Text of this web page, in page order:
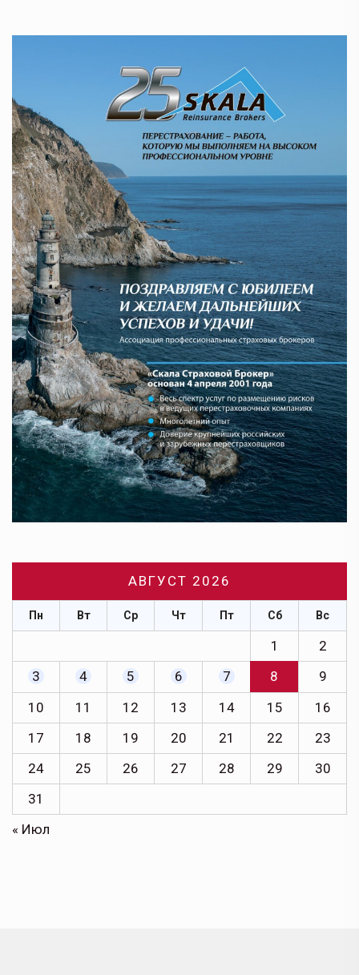
АВГУСТ 2026
Пн Вт Ср Чт Пт Сб Вс
1
2
3
4 5 6 7 8
9
10
11 12 13 14 15
16
17
18 19 20 21 22
23
24
25 26 27 28 29
30
31
« Июл